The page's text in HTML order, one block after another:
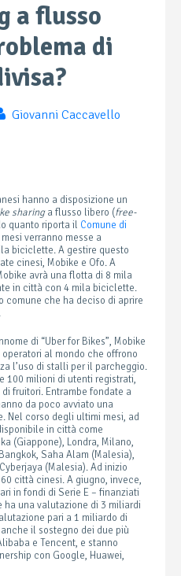
a flusso
di
Giovanni Caccavello
hanno a disposizione un
sharinga flusso libero (free-
quanto riporta il Comune di
verranno messe a
biciclette. A gestire questo
cinesi, Mobike e Ofo. A
avrà una flotta di 8 mila
in città con 4 mila biciclette.
comune che ha deciso di aprire
di “Uber for Bikes”, Mobike
al mondo che offrono
l’uso di stalli per il parcheggio.
100 milioni di utenti registrati,
fruitori. Entrambe fondate a
da poco avviato una
Nel corso degli ultimi mesi, ad
in città come
(Giappone), Londra, Milano,
Saha Alam (Malesia),
(Malesia). Ad inizio
città cinesi. A giugno, invece,
in fondi di Serie E – finanziati
ha una valutazione di 3 miliardi
pari a 1 miliardo di
il sostegno dei due più
e Tencent, e stanno
con Google, Huawei,